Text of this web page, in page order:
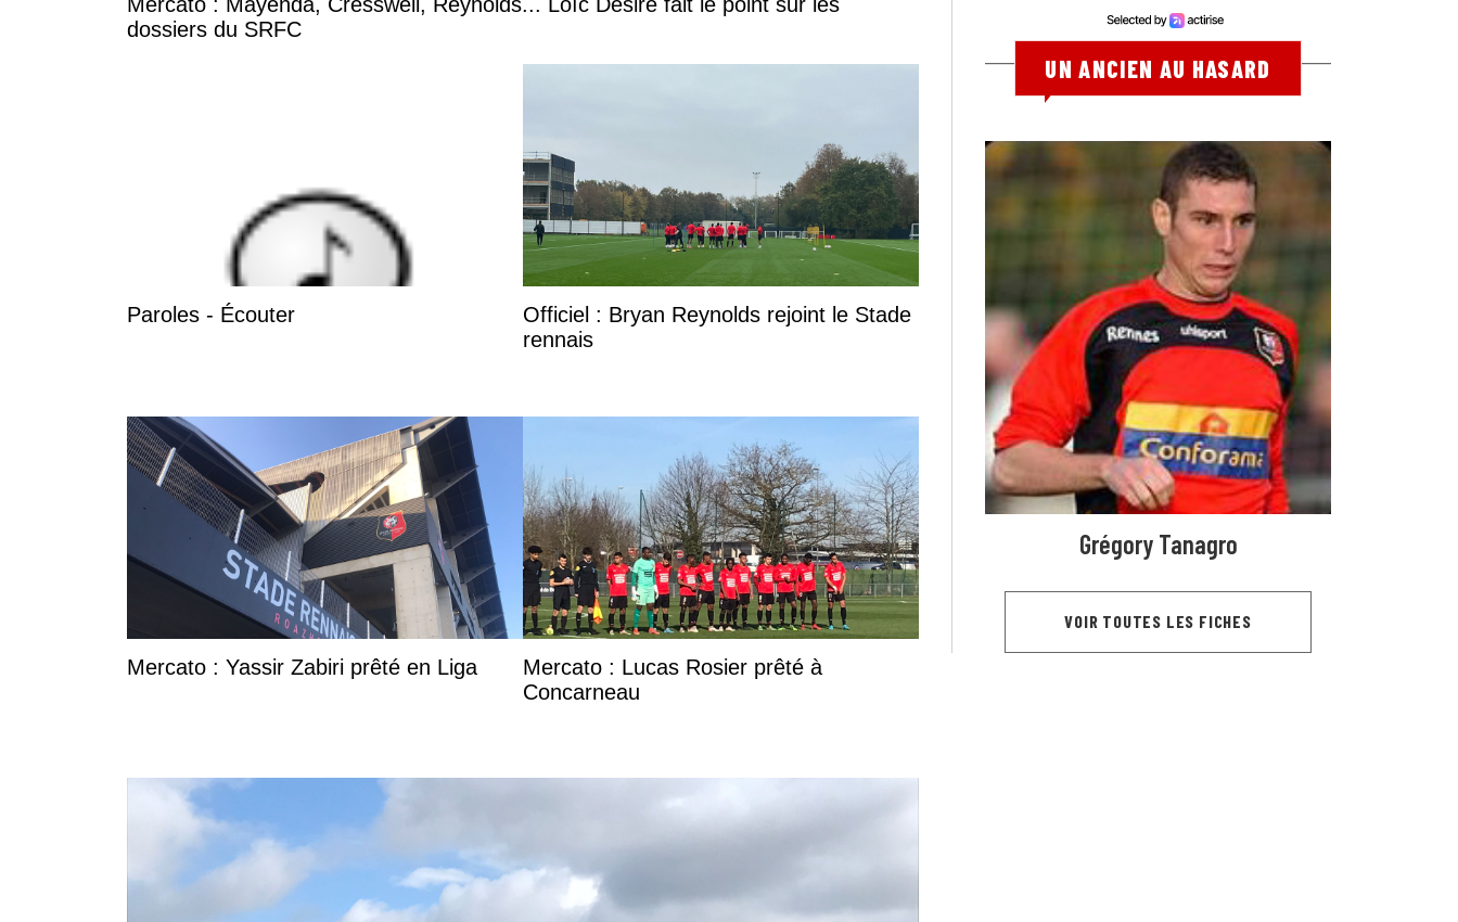
dossiers du SRFC
Paroles - Écouter
Officiel : Bryan Reynolds rejoint le Stade
rennais
Mercato : Yassir Zabiri prêté en Liga
Mercato : Lucas Rosier prêté à
Concarneau
UN ANCIEN AU HASARD
Grégory Tanagro
VOIR TOUTES LES FICHES